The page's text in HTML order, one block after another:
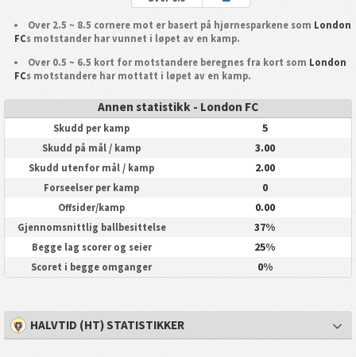
Over 2.5 ~ 8.5 cornere mot er basert på hjørnesparkene som London
FCs motstander har vunnet i løpet av en kamp.
Over 0.5 ~ 6.5 kort for motstandere beregnes fra kort som London
FCs motstandere har mottatt i løpet av en kamp.
Annen statistikk - London FC
Skudd per kamp 5
Skudd på mål / kamp 3.00
Skudd utenfor mål / kamp 2.00
Forseelser per kamp 0
Offsider/kamp 0.00
Gjennomsnittlig ballbesittelse 37%
Begge lag scorer og seier 25%
Scoret i begge omganger 0%
HALVTID (HT) STATISTIKKER